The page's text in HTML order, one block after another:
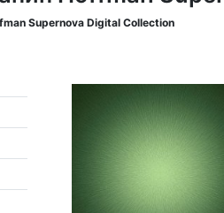
Supernova Digital Collection